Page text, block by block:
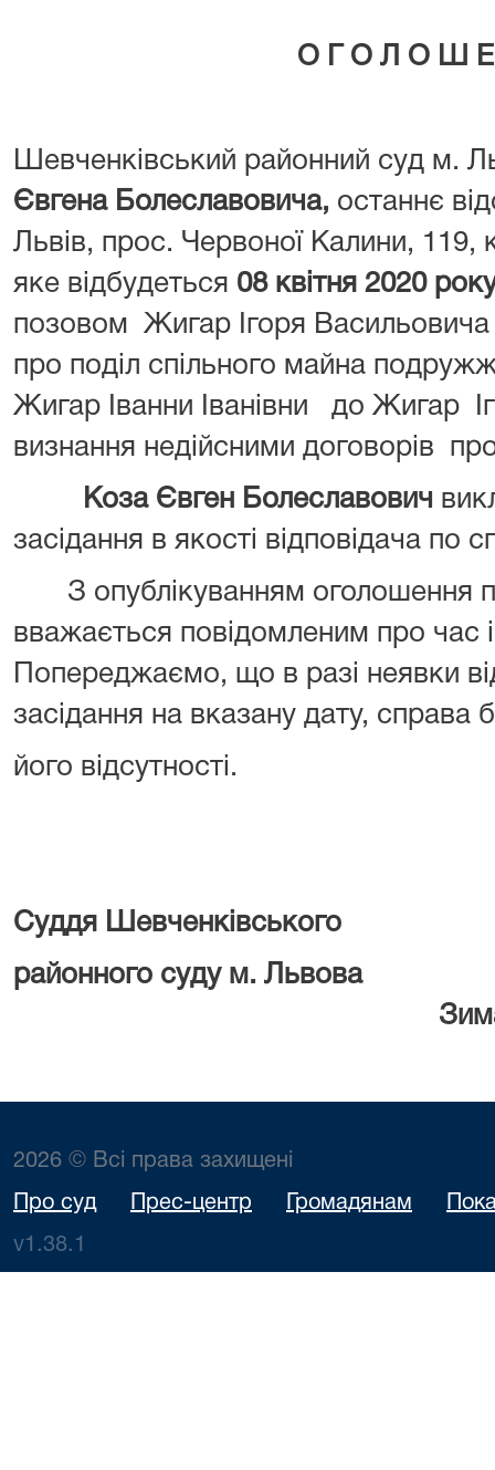
О Г О Л О Ш
Шевченківський районний суд м.
Євгена Болеславовича, останнє
Львів, прос. Червоної Калини, 119,
яке відбудеться 08 квітня 2020
позовом Жигар Ігоря Васильовича
про поділ спільного майна
Жигар Іванни Іванівни до Жигар
визнання недійсними договорів
Коза Євген Болеславович
засідання в якості відповідача по
З опублікуванням оголошення
вважається повідомленим про час
Попереджаємо, що в разі неявки
засідання на вказану дату, справа
його відсутності.
Суддя Шевченківського
районного суду м. Львова
Зима
2026 © Всі права захищені
Про суд Прес-центр Громадянам
v1.38.1